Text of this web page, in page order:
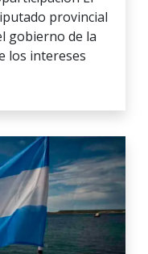
provincial
gobierno de la
los intereses